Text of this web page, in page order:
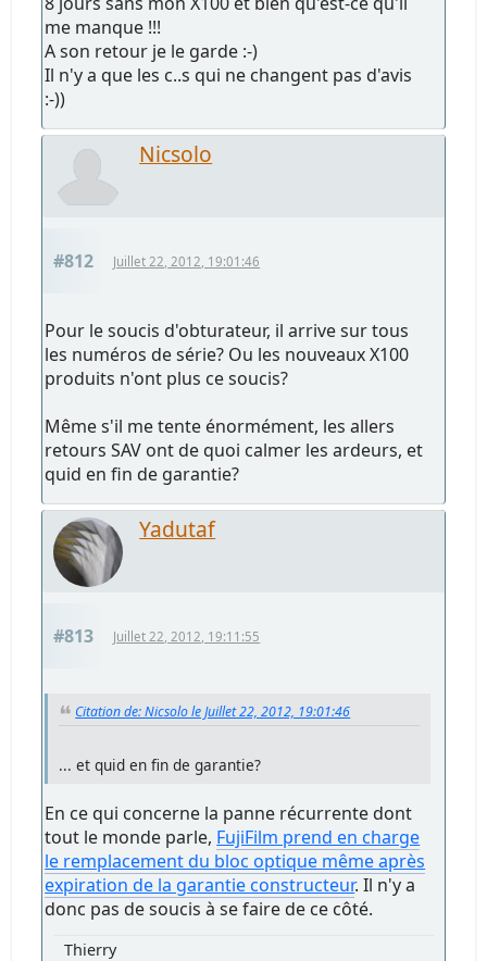
me manque !!!
A son retour je le garde :-)
Il n'y a que les c..s qui ne changent pas d'avis
:-))
Nicsolo
#812 Juillet 22, 2012, 19:01:46
Pour le soucis d'obturateur, il arrive sur tous
les numéros de série? Ou les nouveaux X100
produits n'ont plus ce soucis?
Même s'il me tente énormément, les allers
retours SAV ont de quoi calmer les ardeurs, et
quid en fin de garantie?
Yadutaf
#813 Juillet 22, 2012, 19:11:55
Citation de: Nicsolo le Juillet 22, 2012, 19:01:46
... et quid en fin de garantie?
En ce qui concerne la panne récurrente dont
tout le monde parle, FujiFilm prend en charge
le remplacement du bloc optique même après
expiration de la garantie constructeur. Il n'y a
donc pas de soucis à se faire de ce côté.
Thierry